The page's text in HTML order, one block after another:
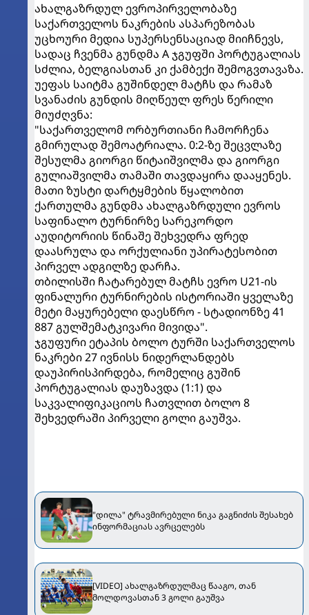
ახალგაზრდულ ევროპირველობაზე
საქართველოს ნაკრების ასპარეზობას
უცხოური მედია სუპერსენსაციად მიიჩნევს,
სადაც ჩვენმა გუნდმა A ჯგუფში პორტუგალიას
სძლია, ბელგიასთან კი ქამბექი შემოგვთავაზა.
უეფას საიტმა გუშინდელ მატჩს და რამაზ
სვანაძის გუნდის მიღწეულ ფრეს წერილი
მიუძღვნა:
"საქართველომ ორბურთიანი ჩამორჩენა
გმირულად შემოატრიალა. 0:2-ზე შეცვლაზე
შესულმა გიორგი წიტაიშვილმა და გიორგი
გულიაშვილმა თამაში თავდაყირა დააყენეს.
მათი ზუსტი დარტყმების წყალობით
ქართულმა გუნდმა ახალგაზრდული ევროს
საფინალო ტურნირზე სარეკორდო
აუდიტორიის წინაშე შეხვედრა ფრედ
დაასრულა და ორქულიანი უპირატესობით
პირველ ადგილზე დარჩა.
თბილისში ჩატარებულ მატჩს ევრო U21-ის
ფინალური ტურნირების ისტორიაში ყველაზე
მეტი მაყურებელი დაესწრო - სტადიონზე 41
887 გულშემატკივარი მივიდა".
ჯგუფური ეტაპის ბოლო ტურში საქართველოს
ნაკრები 27 ივნისს ნიდერლანდებს
დაუპირისპირდება, რომელიც გუშინ
პორტუგალიას დაუზავდა (1:1) და
საკვალიფიკაციოს ჩათვლით ბოლო 8
შეხვედრაში პირველი გოლი გაუშვა.
"დილა" ტრავმირებული ნიკა გაგნიძის შესახებ
ინფორმაციას ავრცელებს
[VIDEO] ახალგაზრდულმაც წააგო, თან
მოლდოვასთან 3 გოლი გაუშვა